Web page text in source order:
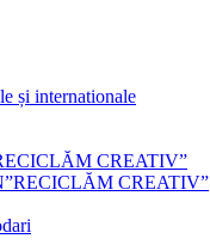
și internationale
CREATIV”
CREATIV”